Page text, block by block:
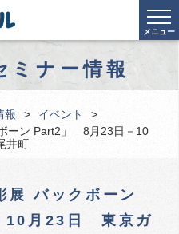
メニュー
ミナー情報
報
イベント
ーン Part2」 8月23日－10
井町
展 バックボーン
月23日 東京ガ